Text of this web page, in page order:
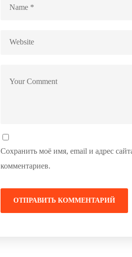
Сохранить моё имя, email и адрес
комментариев.